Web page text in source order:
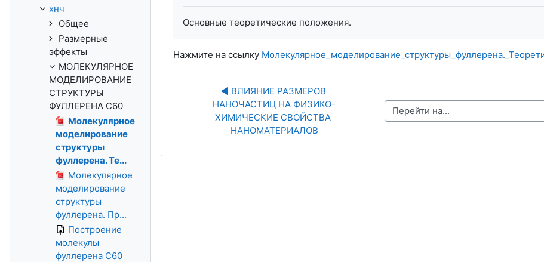
Основные теоретические положения.
Нажмите на ссылку
◀︎ ВЛИЯНИЕ РАЗМЕРОВ
НАНОЧАСТИЦ НА ФИЗИКО-
ХИМИЧЕСКИЕ СВОЙСТВА
НАНОМАТЕРИАЛОВ
Перейти на...
хнч
Общее
Размерные
эффекты
МОЛЕКУЛЯРНОЕ
МОДЕЛИРОВАНИЕ
СТРУКТУРЫ
ФУЛЛЕРЕНА С60
Молекулярное
моделирование
структуры
фуллерена. Те...
Молекулярное
моделирование
структуры
фуллерена. Пр...
Построение
молекулы
фуллерена С60